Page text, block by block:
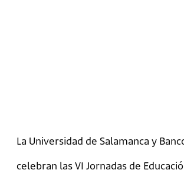
La Universidad de Salamanca y
celebran las VI Jornadas de